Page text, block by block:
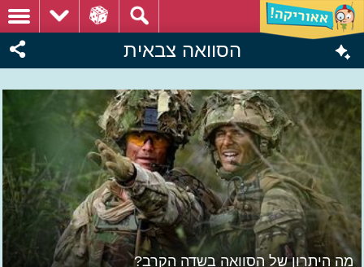
הסוואה צבאית
מה היתרון של הסוואה בשדה הקרב?